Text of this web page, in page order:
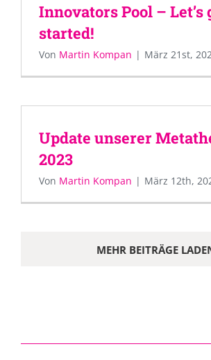
Innovators Pool – Let’s
started!
Von Martin Kompan | März 21st,
Update unserer
2023
Von Martin Kompan | März 12th,
MEHR BEITRÄGE